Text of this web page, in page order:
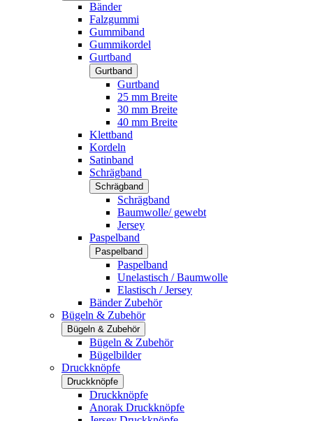
Bänder
Falzgummi
Gummiband
Gummikordel
Gurtband
Gurtband
Gurtband
25 mm Breite
30 mm Breite
40 mm Breite
Klettband
Kordeln
Satinband
Schrägband
Schrägband
Schrägband
Baumwolle/ gewebt
Jersey
Paspelband
Paspelband
Paspelband
Unelastisch / Baumwolle
Elastisch / Jersey
Bänder Zubehör
Bügeln & Zubehör
Bügeln & Zubehör
Bügeln & Zubehör
Bügelbilder
Druckknöpfe
Druckknöpfe
Druckknöpfe
Anorak Druckknöpfe